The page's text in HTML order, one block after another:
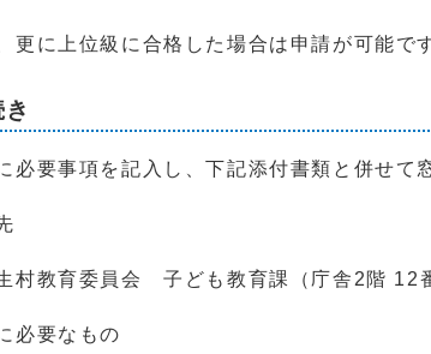
に上位級に合格した場合は申請が可能で
要事項を記入し、下記添付書類と併せて
育委員会 子ども教育課（庁舎2階 12番
要なもの